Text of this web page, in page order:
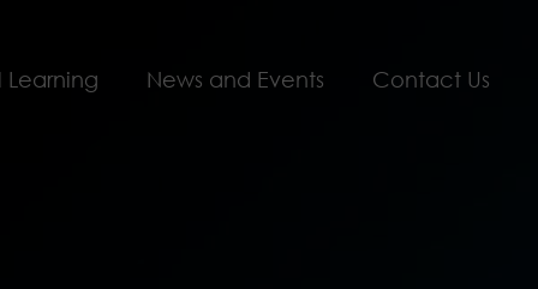
Learning News and Events Contact Us